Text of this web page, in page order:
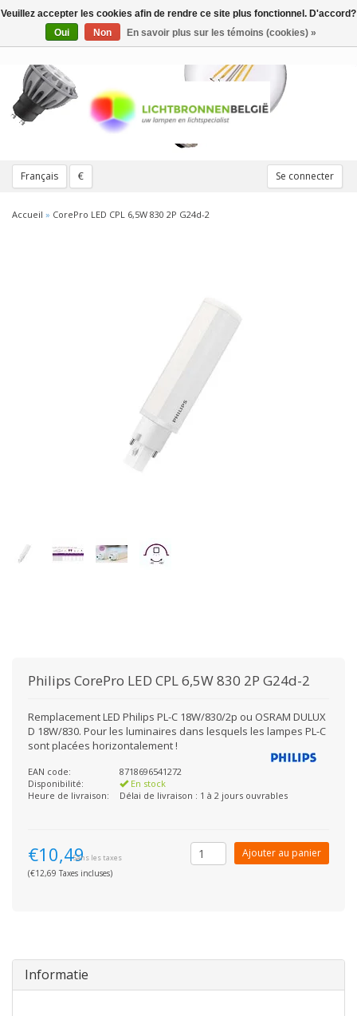
Français € Se connecter
Toggle
navigation
Accueil » CorePro LED CPL 6,5W 830 2P G24d-2
Philips CorePro LED CPL 6,5W 830 2P G24d-2
Remplacement LED Philips PL-C 18W/830/2p ou OSRAM DULUX
D 18W/830. Pour les luminaires dans lesquels les lampes PL-C
sont placées horizontalement !
EAN code:
8718696541272
Disponibilité:
En stock
Heure de livraison:
Délai de livraison : 1 à 2 jours ouvrables
€10,49Sans les taxes
(€12,69 Taxes incluses)
Ajouter au panier
Informatie
Veuillez accepter les cookies afin de rendre ce site plus fonctionnel. D'accord?
Oui
Non En savoir plus sur les témoins (cookies) »